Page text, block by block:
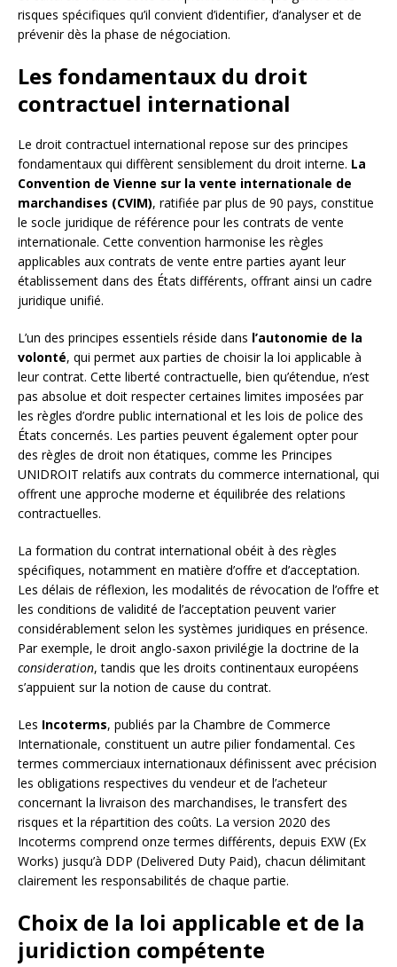
risques spécifiques qu’il convient d’identifier, d’analyser et de
prévenir dès la phase de négociation.
Les fondamentaux du droit
contractuel international
Le droit contractuel international repose sur des principes
fondamentaux qui diffèrent sensiblement du droit interne. La
Convention de Vienne sur la vente internationale de
marchandises (CVIM), ratifiée par plus de 90 pays, constitue
le socle juridique de référence pour les contrats de vente
internationale. Cette convention harmonise les règles
applicables aux contrats de vente entre parties ayant leur
établissement dans des États différents, offrant ainsi un cadre
juridique unifié.
L’un des principes essentiels réside dans l’autonomie de la
volonté, qui permet aux parties de choisir la loi applicable à
leur contrat. Cette liberté contractuelle, bien qu’étendue, n’est
pas absolue et doit respecter certaines limites imposées par
les règles d’ordre public international et les lois de police des
États concernés. Les parties peuvent également opter pour
des règles de droit non étatiques, comme les Principes
UNIDROIT relatifs aux contrats du commerce international, qui
offrent une approche moderne et équilibrée des relations
contractuelles.
La formation du contrat international obéit à des règles
spécifiques, notamment en matière d’offre et d’acceptation.
Les délais de réflexion, les modalités de révocation de l’offre et
les conditions de validité de l’acceptation peuvent varier
considérablement selon les systèmes juridiques en présence.
Par exemple, le droit anglo-saxon privilégie la doctrine de la
consideration, tandis que les droits continentaux européens
s’appuient sur la notion de cause du contrat.
Les Incoterms, publiés par la Chambre de Commerce
Internationale, constituent un autre pilier fondamental. Ces
termes commerciaux internationaux définissent avec précision
les obligations respectives du vendeur et de l’acheteur
concernant la livraison des marchandises, le transfert des
risques et la répartition des coûts. La version 2020 des
Incoterms comprend onze termes différents, depuis EXW (Ex
Works) jusqu’à DDP (Delivered Duty Paid), chacun délimitant
clairement les responsabilités de chaque partie.
Choix de la loi applicable et de la
juridiction compétente